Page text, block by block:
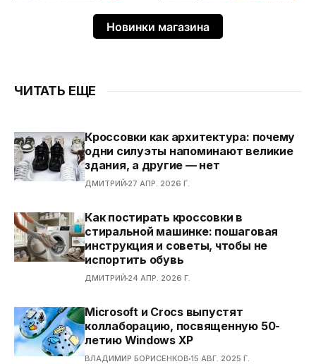
Новинки магазина
ЧИТАТЬ ЕЩЕ
Кроссовки как архитектура: почему
одни силуэты напоминают великие
здания, а другие — нет
ДМИТРИЙ 27 АПР. 2026 Г.
Как постирать кроссовки в
стиральной машинке: пошаговая
инструкция и советы, чтобы не
испортить обувь
ДМИТРИЙ 24 АПР. 2026 Г.
Microsoft и Crocs выпустят
коллаборацию, посвященную 50-
летию Windows XP
ВЛАДИМИР БОРИСЕНКОВ 15 АВГ. 2025 Г.